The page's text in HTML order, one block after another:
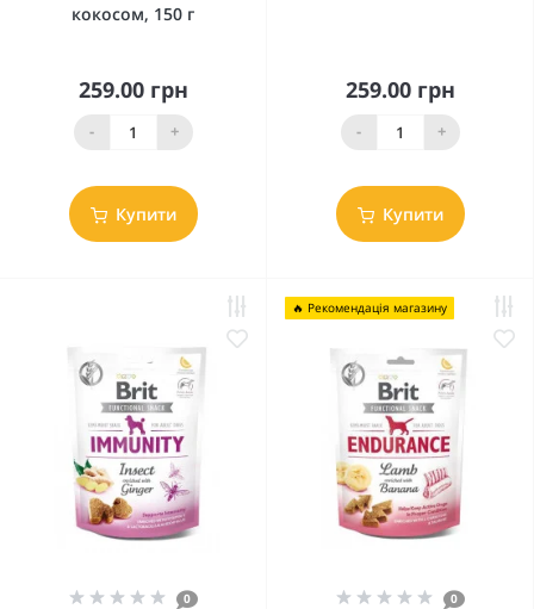
кокосом, 150 г
259.00 грн
- +
Купити
259.00 грн
- +
Купити
0
🔥 Рекомендація магазину
0